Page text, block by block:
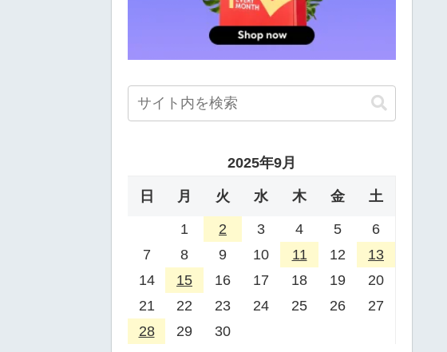
2025年9月
日 月 火 水 木 金 土
1 2 3 4 5
6
7
8 9 10 11 12
13
14
15 16 17 18 19
20
21
22 23 24 25 26
27
28
29 30